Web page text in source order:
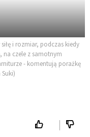
i rozmiar, podczas kiedy
na czele z samotnym
- komentują porażkę